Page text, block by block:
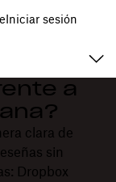
Iniciar sesión
a
clara de
sin
Dropbox